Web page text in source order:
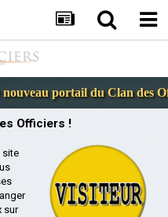
portail du Clan des
Officiers !
site
sur